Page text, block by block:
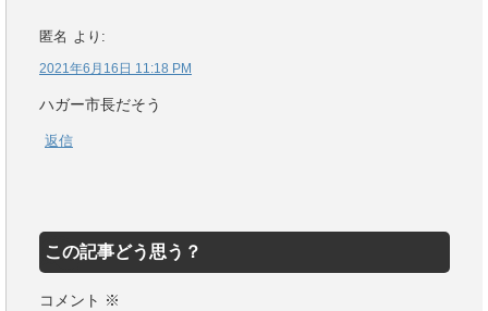
匿名 より:
2021年6月16日 11:18 PM
ハガー市長だそう
返信
この記事どう思う？
コメント ※